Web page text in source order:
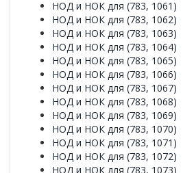
НОД и НОК для (783, 1061)
НОД и НОК для (783, 1062)
НОД и НОК для (783, 1063)
НОД и НОК для (783, 1064)
НОД и НОК для (783, 1065)
НОД и НОК для (783, 1066)
НОД и НОК для (783, 1067)
НОД и НОК для (783, 1068)
НОД и НОК для (783, 1069)
НОД и НОК для (783, 1070)
НОД и НОК для (783, 1071)
НОД и НОК для (783, 1072)
НОД и НОК для (783, 1073)